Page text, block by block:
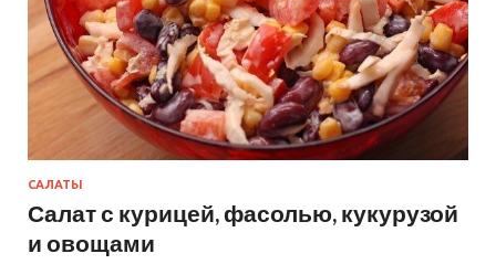
САЛАТЫ
Салат с курицей, фасолью, кукурузой
и овощами